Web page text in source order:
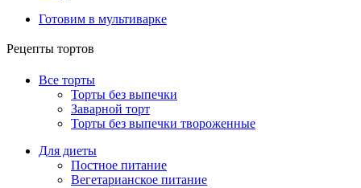
Готовим в мультиварке
Рецепты тортов
Все торты
Торты без выпечки
Заварной торт
Торты без выпечки твороженные
Для диеты
Постное питание
Вегетарианское питание